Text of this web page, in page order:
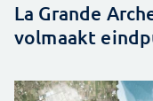
La Grande
volmaakt